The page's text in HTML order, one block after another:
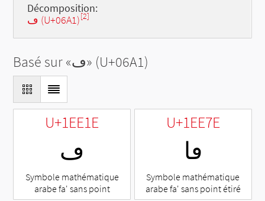
Décomposition:
ڡ (U+06A1)[2]
Basé sur «ڡ» (U+06A1)
U+1EE1E
𞸞
Symbole mathématique
arabe fa' sans point
U+1EE7E
𞹾
Symbole mathématique
arabe fa' sans point étiré